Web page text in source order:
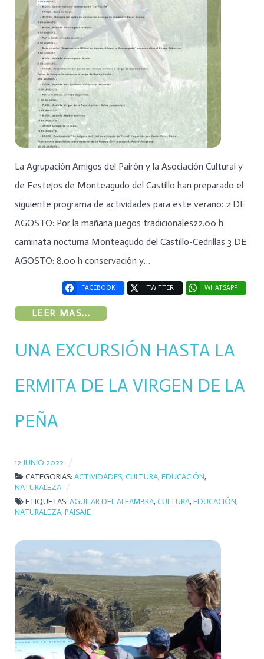
La Agrupación Amigos del Pairón y la Asociación Cultural y
de Festejos de Monteagudo del Castillo han preparado el
siguiente programa de actividades para este verano: 2 DE
AGOSTO: Por la mañana juegos tradicionales22.00 h
caminata nocturna Monteagudo del Castillo-Cedrillas 3 DE
AGOSTO: 8.00 h conservación y…
FACEBOOK TWITTER WHATSAPP
LEER MAS...
UNA EXCURSIÓN HASTA LA
ERMITA DE LA VIRGEN DE LA
PEÑA
12 JUNIO 2022
CATEGORIAS: ACTIVIDADES, CULTURA, EDUCACIÓN,
NATURALEZA
ETIQUETAS: AGUILAR DEL ALFAMBRA, CULTURA, EDUCACIÓN,
NATURALEZA, PAISAJE